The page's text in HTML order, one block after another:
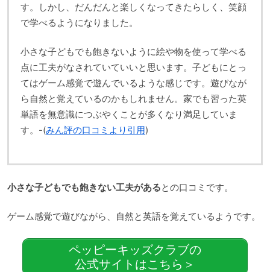
す。しかし、だんだんと楽しくなってきたらしく、笑顔
で学べるようになりました。
小さな子どもでも飽きないように絵や物を使って学べる
点に工夫がなされていていいと思います。子どもにとっ
てはゲーム感覚で遊んでいるような感じです。遊びなが
ら自然と覚えているのかもしれません。家でも習った英
単語を無意識につぶやくことが多くなり満足していま
す。-(みん評の口コミより引用)
小さな子どもでも飽きない工夫があるとの口コミです。
ゲーム感覚で遊びながら、自然と英語を覚えているようです。
ペッピーキッズクラブの
公式サイトはこちら＞